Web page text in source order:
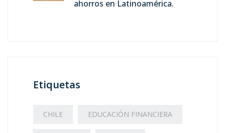
ahorros en Latinoamérica.
Etiquetas
CHILE EDUCACIÓN FINANCIERA